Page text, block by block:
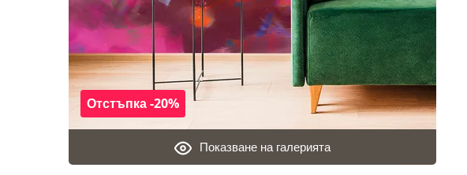
Показване на галерията
Отстъпка -20%